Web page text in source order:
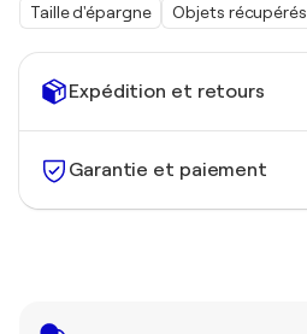
Expédition et retours
Garantie et paiement
Taille d'épargne Objets récupérés